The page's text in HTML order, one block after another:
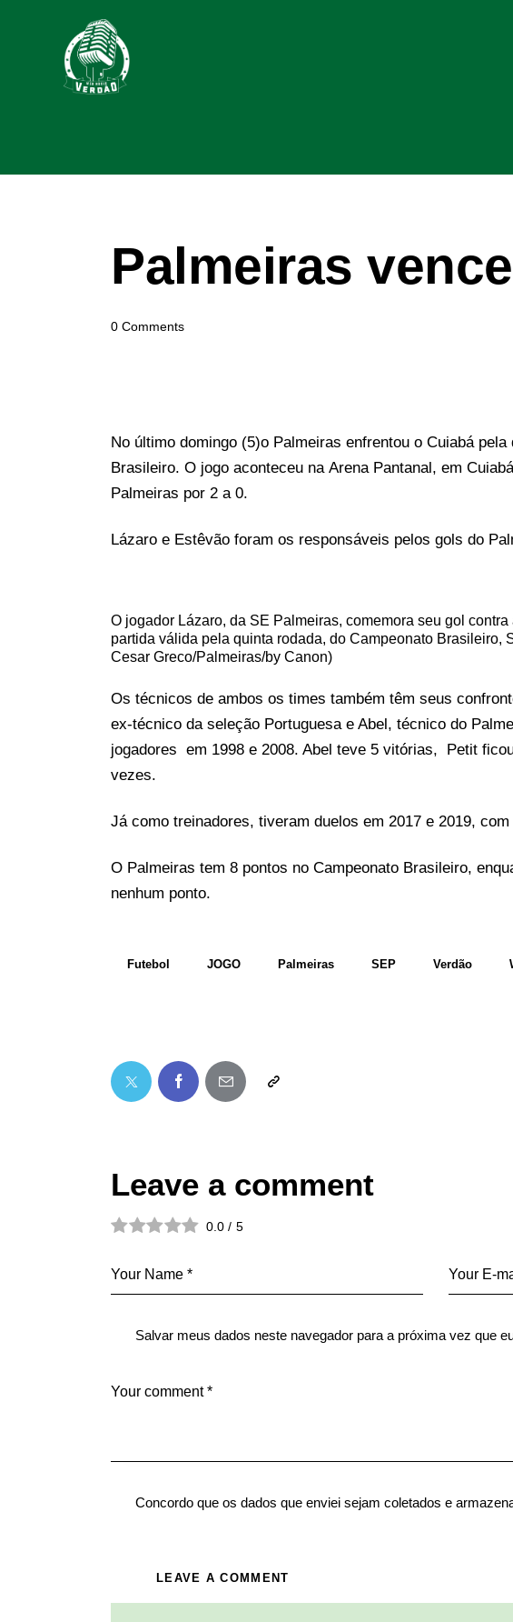
Palmeiras
0 Comments
No último domingo (5)o Palmeiras enfrentou o Cuiabá
Brasileiro. O jogo aconteceu na Arena Pantanal, em
Palmeiras por 2 a 0.
Lázaro e Estêvão foram os responsáveis pelos gols do
O jogador Lázaro, da SE Palmeiras, comemora seu gol
partida válida pela quinta rodada, do Campeonato Brasileiro,
Cesar Greco/Palmeiras/by Canon)
Os técnicos de ambos os times também têm seus
ex-técnico da seleção Portuguesa e Abel, técnico do
jogadores em 1998 e 2008. Abel teve 5 vitórias, Petit
vezes.
Já como treinadores, tiveram duelos em 2017 e 2019,
O Palmeiras tem 8 pontos no Campeonato Brasileiro,
nenhum ponto.
Futebol JOGO Palmeiras SEP Verdão
Leave a comment
0.0 / 5
Salvar meus dados neste navegador para a próxima vez que
Concordo que os dados que enviei sejam coletados e